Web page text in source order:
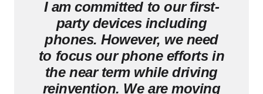
I am committed to our first-
party devices including
phones. However, we need
to focus our phone efforts in
the near term while driving
reinvention. We are moving